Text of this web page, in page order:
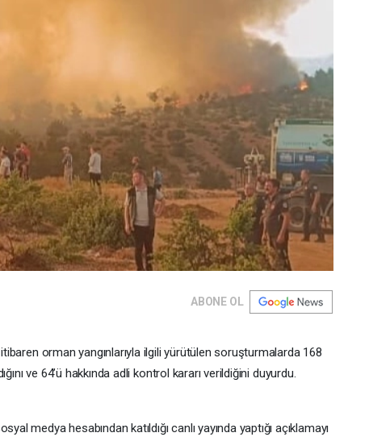
ABONE OL
orman yangınlarıyla ilgili yürütülen soruşturmalarda 168
ve 64’ü hakkında adli kontrol kararı verildiğini duyurdu.
medya hesabından katıldığı canlı yayında yaptığı açıklamayı